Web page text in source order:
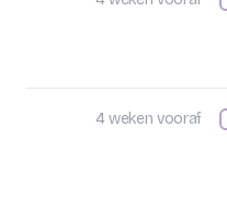
4 weken vooraf